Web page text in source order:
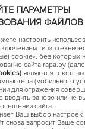
16ПАРАМЕТРЫ
ФАЙЛОВ
настроить
типа
cookie», без которых
сайта rapa.by
являются
(мобильного
для отражения
вводить заново или не
сайта.
Ваш выбор настроек
снова запросит Ваше